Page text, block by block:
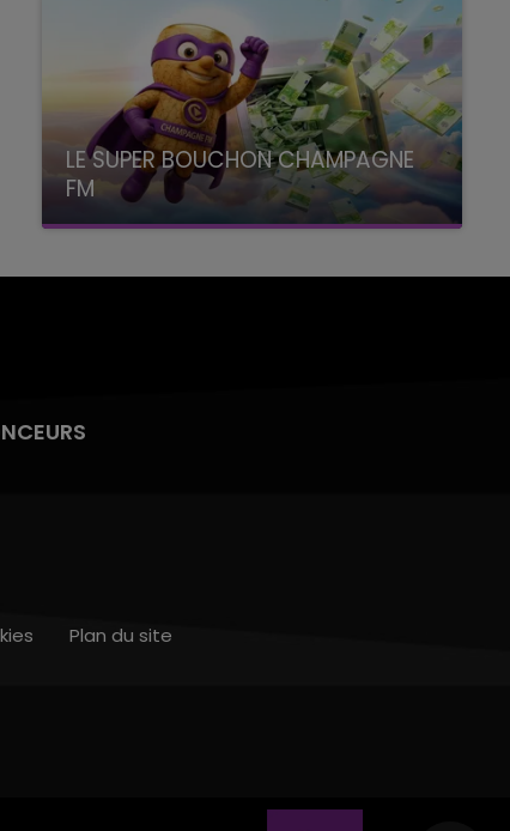
LE SUPER BOUCHON CHAMPAGNE
FM
avec La Famille Champagne FM, à 8H10
Plan du site